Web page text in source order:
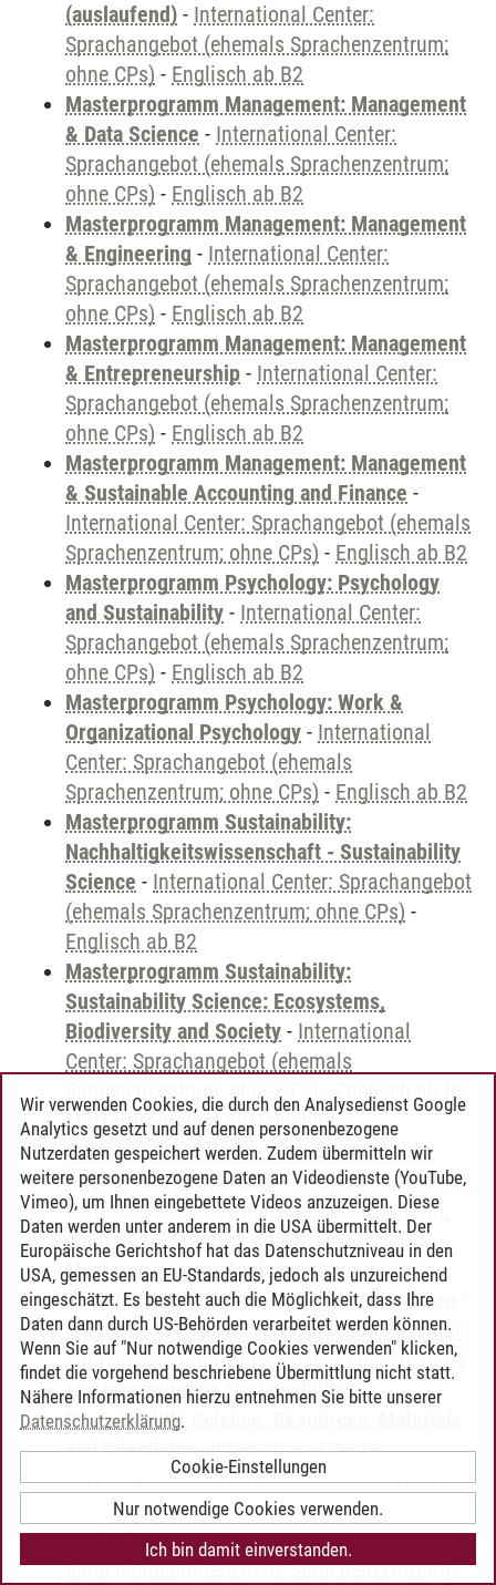
(auslaufend) - International Center:
Sprachangebot (ehemals Sprachenzentrum;
ohne CPs) - Englisch ab B2
Masterprogramm Management: Management
& Data Science - International Center:
Sprachangebot (ehemals Sprachenzentrum;
ohne CPs) - Englisch ab B2
Masterprogramm Management: Management
& Engineering - International Center:
Sprachangebot (ehemals Sprachenzentrum;
ohne CPs) - Englisch ab B2
Masterprogramm Management: Management
& Entrepreneurship - International Center:
Sprachangebot (ehemals Sprachenzentrum;
ohne CPs) - Englisch ab B2
Masterprogramm Management: Management
& Sustainable Accounting and Finance -
International Center: Sprachangebot (ehemals
Sprachenzentrum; ohne CPs) - Englisch ab B2
Masterprogramm Psychology: Psychology
and Sustainability - International Center:
Sprachangebot (ehemals Sprachenzentrum;
ohne CPs) - Englisch ab B2
Masterprogramm Psychology: Work &
Organizational Psychology - International
Center: Sprachangebot (ehemals
Sprachenzentrum; ohne CPs) - Englisch ab B2
Masterprogramm Sustainability:
Nachhaltigkeitswissenschaft - Sustainability
Science - International Center: Sprachangebot
(ehemals Sprachenzentrum; ohne CPs) -
Englisch ab B2
Masterprogramm Sustainability:
Sustainability Science: Ecosystems,
Biodiversity and Society - International
Center: Sprachangebot (ehemals
Sprachenzentrum; ohne CPs)
-Englisch ab B2
Masterprogramm Sustainability:
Sustainability Science: Entrepreneurship,
Agency and Leadership-International Center:
Sprachangebot (ehemals Sprachenzentrum;
ohne CPs)-Englisch ab B2
Masterprogramm Sustainability:
Sustainability Science: Governance and Law
International Center: Sprachangebot (ehemals
Sprachenzentrum; ohne CPs)-Englisch ab B2
Masterprogramm Sustainability:
Sustainability Science: Resources, Materials
and Chemistry-International Center:
Sprachangebot (ehemals Sprachenzentrum;
ohne CPs)-Englisch ab B2
zusätzliche Angebote-International Center:
Sprachangebot (ehemals Sprachenzentrum)-
Wir verwenden Cookies, die durch den Analysedienst Google
Analytics gesetzt und auf denen personenbezogene
Nutzerdaten gespeichert werden. Zudem übermitteln wir
weitere personenbezogene Daten an Videodienste (YouTube,
Vimeo), um Ihnen eingebettete Videos anzuzeigen. Diese
Daten werden unter anderem in die USA übermittelt. Der
Europäische Gerichtshof hat das Datenschutzniveau in den
USA, gemessen an EU-Standards, jedoch als unzureichend
eingeschätzt. Es besteht auch die Möglichkeit, dass Ihre
Daten dann durch US-Behörden verarbeitet werden können.
Wenn Sie auf "Nur notwendige Cookies verwenden" klicken,
findet die vorgehend beschriebene Übermittlung nicht statt.
Nähere Informationen hierzu entnehmen Sie bitte unserer
Datenschutzerklärung.
Cookie-Einstellungen
Nur notwendige Cookies verwenden.
Ich bin damit einverstanden.